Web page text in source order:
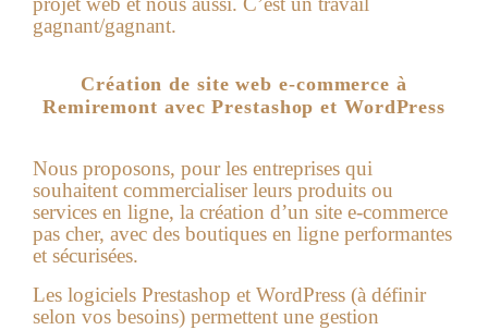
gagnant/gagnant.
Création de site web e-commerce à
Remiremont avec Prestashop et WordPress
Nous proposons, pour les entreprises qui
souhaitent commercialiser leurs produits ou
services en ligne, la création d’un site e-commerce
pas cher, avec des boutiques en ligne performantes
et sécurisées.
Les logiciels Prestashop et WordPress (à définir
selon vos besoins) permettent une gestion